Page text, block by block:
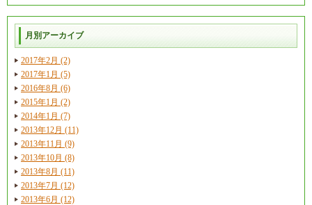
月別アーカイブ
2017年2月 (2)
2017年1月 (5)
2016年8月 (6)
2015年1月 (2)
2014年1月 (7)
2013年12月 (11)
2013年11月 (9)
2013年10月 (8)
2013年8月 (11)
2013年7月 (12)
2013年6月 (12)